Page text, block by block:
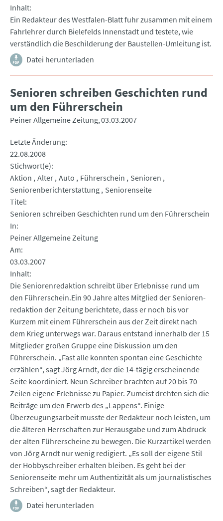
Inhalt
Ein Redakteur des Westfalen-Blatt fuhr zusammen mit einem
Fahrlehrer durch Bielefelds Innenstadt und testete, wie
verständlich die Beschilderung der Baustellen-Umleitung ist.
Datei herunterladen
Senioren schreiben Geschichten rund
um den Führerschein
Peiner Allgemeine Zeitung 03.03.2007
Letzte Änderung
22.08.2008
Stichwort(e)
Aktion Alter Auto Führerschein
Senioren
Seniorenberichterstattung Seniorenseite
Titel
Senioren schreiben Geschichten rund um den Führerschein
In
Peiner Allgemeine Zeitung
Am
03.03.2007
Inhalt
Die Seniorenredaktion schreibt über Erlebnisse rund um
den Führerschein.Ein 90 Jahre altes Mitglied der Senioren-
redaktion der Zeitung berichtete, dass er noch bis vor
Kurzem mit einem Führerschein aus der Zeit direkt nach
dem Krieg unterwegs war. Daraus entstand innerhalb der 15
Mitglieder großen Gruppe eine Diskussion um den
Führerschein. „Fast alle konnten spontan eine Geschichte
erzählen“, sagt Jörg Arndt, der die 14-tägig erscheinende
Seite koordiniert. Neun Schreiber brachten auf 20 bis 70
Zeilen eigene Erlebnisse zu Papier. Zumeist drehten sich die
Beiträge um den Erwerb des „Lappens“. Einige
Überzeugungsarbeit musste der Redakteur noch leisten, um
die älteren Herrschaften zur Herausgabe und zum Abdruck
der alten Führerscheine zu bewegen. Die Kurzartikel werden
von Jörg Arndt nur wenig redigiert. „Es soll der eigene Stil
der Hobbyschreiber erhalten bleiben. Es geht bei der
Seniorenseite mehr um Authentizität als um journalistisches
Schreiben“, sagt der Redakteur.
Datei herunterladen